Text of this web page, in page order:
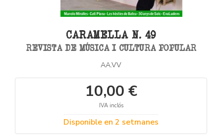
CARAMELLA N. 49
REVISTA DE MÚSICA I CULTURA POPULAR
AA.VV
10,00 €
IVA inclós
Disponible en 2 setmanes